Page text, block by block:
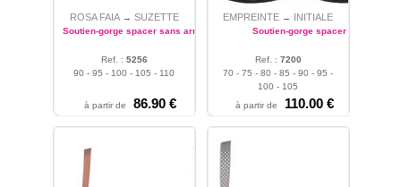
ROSA FAIA → SUZETTE
Soutien-gorge spacer sans armatures
Ref. : 5256
90 - 95 - 100 - 105 - 110
à partir de 86.90 €
EMPREINTE → INITIALE
Soutien-gorge spacer
Ref. : 7200
70 - 75 - 80 - 85 - 90 - 95 -
100 - 105
à partir de
110.00 €